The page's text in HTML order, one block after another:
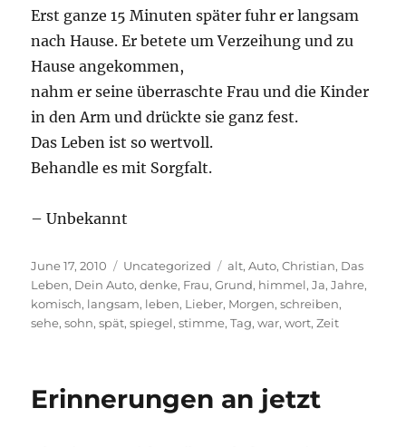
Erst ganze 15 Minuten später fuhr er langsam
nach Hause. Er betete um Verzeihung und zu
Hause angekommen,
nahm er seine überraschte Frau und die Kinder
in den Arm und drückte sie ganz fest.
Das Leben ist so wertvoll.
Behandle es mit Sorgfalt.
– Unbekannt
Posted
on
June 17, 2010 Categories
Uncategorized Tags
alt,Auto,Christian, Das
Leben, Dein Auto,denke, Frau,Grund, himmel,Ja,Jahre,
komisch, langsam, leben, Lieber, Morgen,schreiben,
sehe,sohn,spät,spiegel,stimme,Tag,war,wort,Zeit
Erinnerungen an jetzt